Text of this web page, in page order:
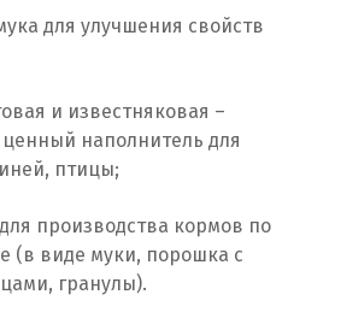
для улучшения свойств
и известняковая –
наполнитель для
птицы;
производства кормов по
(в виде муки, порошка с
гранулы).